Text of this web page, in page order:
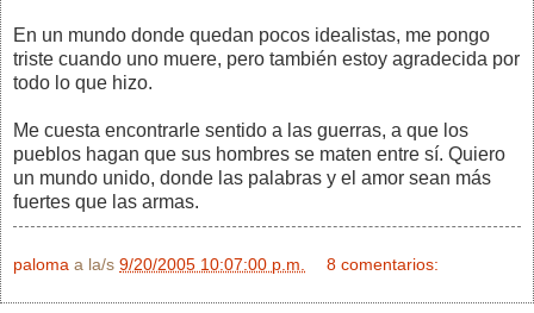
En un mundo donde quedan pocos idealistas, me pongo
triste cuando uno muere, pero también estoy agradecida por
todo lo que hizo.
Me cuesta encontrarle sentido a las guerras, a que los
pueblos hagan que sus hombres se maten entre sí. Quiero
un mundo unido, donde las palabras y el amor sean más
fuertes que las armas.
paloma a la/s 9/20/2005 10:07:00 p.m. 8 comentarios: